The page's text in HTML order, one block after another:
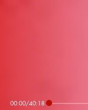
00:00/40:18